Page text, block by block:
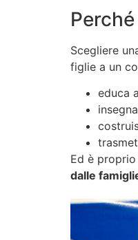
Scegliere
figlie a un
educa
Ed è
dalle